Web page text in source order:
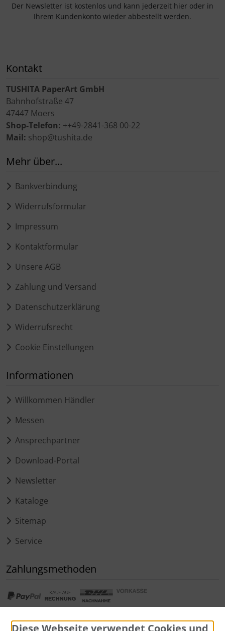
Der Newsletter ist kostenlos und kann jederzeit hier oder in
Ihrem Kundenkonto wieder abbestellt werden.
Kontakt
TUSHITA PaperArt GmbH
Bahnhofstraße 47
47447 Moers
Shop-Telefon: ++49-2841-368 00-22
Mail: shop@tushita.de
Mehr über...
Bankverbindung
Widerrufsformular
Impressum
Kontaktformular
Unsere AGB
Zahlung und Versand
Datenschutzerklärung
Widerrufsrecht
Cookie Einstellungen
Informationen
Willkommen Händler
Messen
Ansprechpartner
Download-Portal
Newsletter
Kataloge
Sitemap
Service
Zahlungsmethoden
Diese Webseite verwendet Cookies und